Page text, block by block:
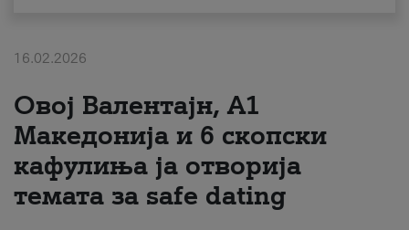
#ПодобарОнлајн
16.02.2026
Овој Валентајн, A1
Македонија и 6 скопски
кафулиња ја отворија
темата за safe dating